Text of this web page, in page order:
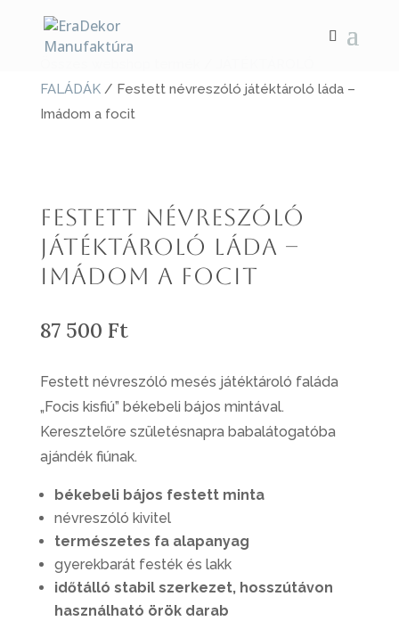
FALÁDÁK/ Festett névreszóló játéktároló láda –
Imádom a focit
Festett névreszóló
játéktároló láda –
Imádom a focit
87 500 Ft
Festett névreszóló mesés játéktároló faláda
„Focis kisfiú” békebeli bájos mintával.
Keresztelőre születésnapra babalátogatóba
ajándék fiúnak.
békebeli bájos festett minta
névreszóló kivitel
természetes fa alapanyag
gyerekbarát festék és lakk
időtálló stabil szerkezet, hosszútávon
használható örök darab